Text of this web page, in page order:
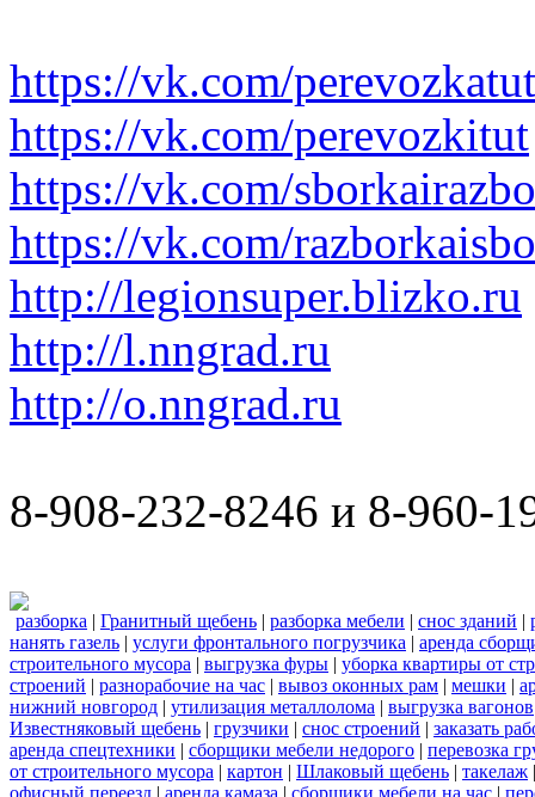
https://vk.com/perevozkatut
https://vk.com/perevozkitut
https://vk.com/
https://vk.com/
http://legionsuper.blizko.ru
http://l.nngrad.ru
http://o.nngrad.ru
8-908-232-8246 и 8-960-
разборка | Гранитный щебень | разборка мебели | снос зданий |
нанять газель | услуги фронтального погрузчика | аренда
строительного мусора | выгрузка фуры | уборка квартиры от
строений | разнорабочие на час | вывоз оконных рам | мешки |
нижний новгород | утилизация металлолома | выгрузка вагонов
Известняковый щебень | грузчики | снос строений | заказать
аренда спецтехники | сборщики мебели недорого | перевозка
от строительного мусора | картон | Шлаковый щебень | такелаж
офисный переезд | аренда камаза | сборщики мебели на час |